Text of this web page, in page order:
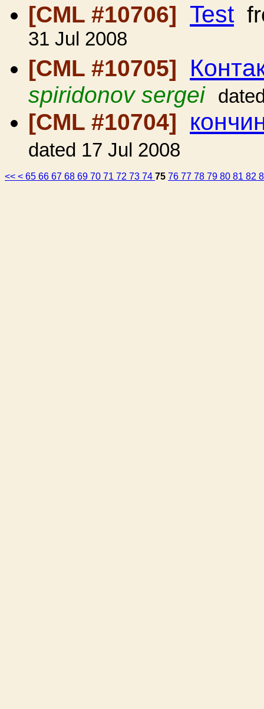
[CML #10706] Test
31 Jul 2008
[CML #10705]
spiridonov sergei
[CML #10704]
dated 17 Jul 2008
<< < 65 66 67 68 69 70 71 72 73 74 75 76 77 78 79 80 81 82